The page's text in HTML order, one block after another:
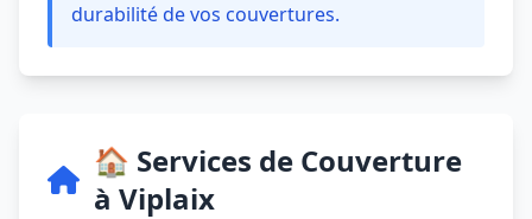
durabilité de vos couvertures.
🏠 Services de Couverture
à Viplaix